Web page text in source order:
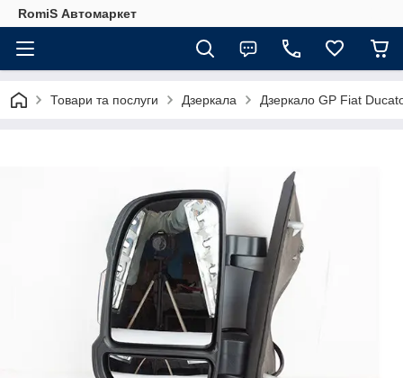
RomiS Автомаркет
Товари та послуги Дзеркала Дзеркало GP Fiat